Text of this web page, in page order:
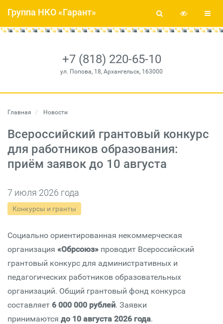
+7 (818) 220-65-10
ул. Попова, 18, Архангельск, 163000
Группа НКО «Гарант»
Главная Новости
Всероссийский грантовый конкурс
для работников образования:
приём заявок до 10 августа
7 июля 2026 года
Конкурсы и гранты
Социально ориентированная некоммерческая
организация «Обрсоюз» проводит Всероссийский
грантовый конкурс для административных и
педагогических работников образовательных
организаций. Общий грантовый фонд конкурса
составляет 6 000 000 рублей. Заявки
принимаются до 10 августа 2026 года.